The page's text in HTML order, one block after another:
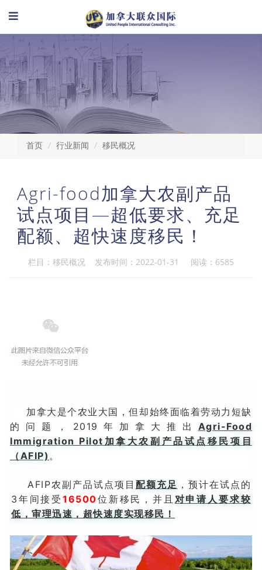
首页 行业新闻 移民概况
Agri-food加拿大农副产品
试点项目—超低要求、充足
配额、超快速度移民！
栏目：移民概况 发布时间：2022-01-31 阅读：6585
加拿大是个农业大国，但却始终面临着劳动力短缺
的问题
，2019年加拿大推出 Agri-Food
Immigration Pilot加拿大农副产品试点移民项目
（AFIP) 。
AFIP农副产品试点项目 配额充足 ， 预计在试点的
3年间接受16500位新移民，并且 对申请人要求较
低，审理迅速，超快速度实现移民！